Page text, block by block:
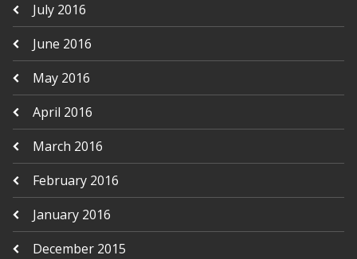
July 2016
June 2016
May 2016
April 2016
March 2016
February 2016
January 2016
December 2015